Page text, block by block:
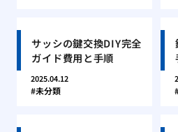
サッシの鍵交換DIY完全
ガイド費用と手順
2025.04.12
未分類